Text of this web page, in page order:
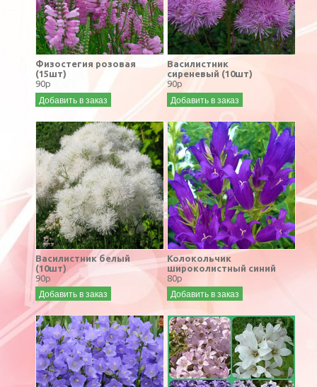
Физостегия розовая
(15шт)
90р
Добавить в заказ
Василистник
сиреневый (10шт)
90р
Добавить в заказ
Василистник белый
(10шт)
90р
Добавить в заказ
Колокольчик
широколистный синий
80р
Добавить в заказ